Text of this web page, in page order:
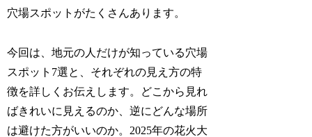
穴場スポットがたくさんあります。
今回は、地元の人だけが知っている穴場
スポット7選と、それぞれの見え方の特
徴を詳しくお伝えします。どこから見れ
ばきれいに見えるのか、逆にどんな場所
は避けた方がいいのか。2025年の花火大